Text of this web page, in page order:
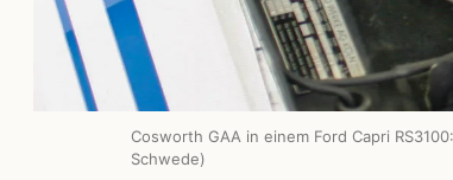
Cosworth GAA in einem Ford Capri
Schwede)